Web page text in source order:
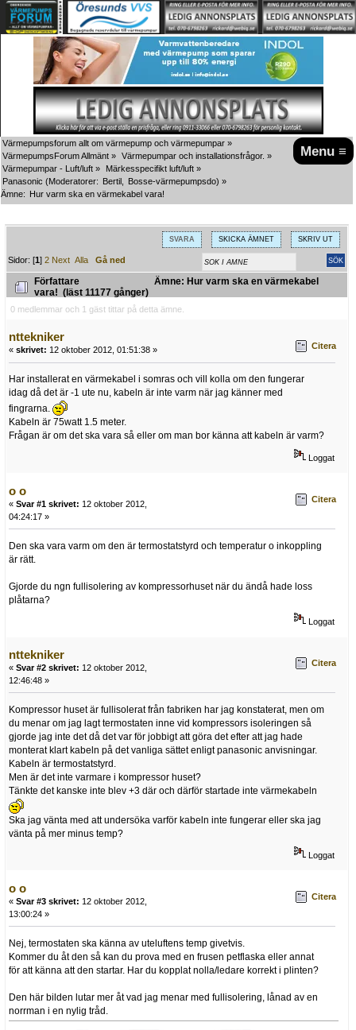
Menu ≡
Värmepumpsforum allt om värmepump och värmepumpar »
VärmepumpsForum Allmänt » Värmepumpar och installationsfrågor. »
Värmepumpar - Luft/luft » Märkesspecifikt luft/luft »
Panasonic (Moderatorer: Bertil Bosse-värmepumpsdo) »
Ämne: Hur varm ska en värmekabel vara!
SVARA SKICKA ÄMNET SKRIV UT
Sidor: [1]2 Next Alla Gå ned
Författare
Ämne: Hur varm ska en värmekabel
vara! (läst 11177 gånger)
0 medlemmar och 1 gäst tittar på detta ämne.
nttekniker
« skrivet: 12 oktober 2012, 01:51:38 » Citera
Har installerat en värmekabel i somras och vill kolla om den fungerar
idag då det är -1 ute nu, kabeln är inte varm när jag känner med
fingrarna.
Kabeln är 75watt 1.5 meter.
Frågan är om det ska vara så eller om man bor känna att kabeln är varm?
Loggat
o o
« Svar #1 skrivet: 12 oktober 2012,
04:24:17 »
Citera
Den ska vara varm om den är termostatstyrd och temperatur o inkoppling
är rätt.
Gjorde du ngn fullisolering av kompressorhuset när du ändå hade loss
plåtarna?
Loggat
nttekniker
« Svar #2 skrivet: 12 oktober 2012,
12:46:48 »
Citera
Kompressor huset är fullisolerat från fabriken har jag konstaterat, men om
du menar om jag lagt termostaten inne vid kompressors isoleringen så
gjorde jag inte det då det var för jobbigt att göra det efter att jag hade
monterat klart kabeln på det vanliga sättet enligt panasonic anvisningar.
Kabeln är termostatstyrd.
Men är det inte varmare i kompressor huset?
Tänkte det kanske inte blev +3 där och därför startade inte värmekabeln
Ska jag vänta med att undersöka varför kabeln inte fungerar eller ska jag
vänta på mer minus temp?
Loggat
o o
« Svar #3 skrivet: 12 oktober 2012,
13:00:24 »
Citera
Nej, termostaten ska känna av uteluftens temp givetvis.
Kommer du åt den så kan du prova med en frusen petflaska eller annat
för att känna att den startar. Har du kopplat nolla/ledare korrekt i plinten?
Den här bilden lutar mer åt vad jag menar med fullisolering, lånad av en
norrman i en nylig tråd.